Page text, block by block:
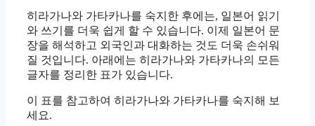
히라가나와 가타카나를 숙지한 후에는, 일본어 읽기
와 쓰기를 더욱 쉽게 할 수 있습니다. 이제 일본어 문
장을 해석하고 외국인과 대화하는 것도 더욱 손쉬워
질 것입니다. 아래에는 히라가나와 가타카나의 모든
글자를 정리한 표가 있습니다.
이 표를 참고하여 히라가나와 가타카나를 숙지해 보
세요.